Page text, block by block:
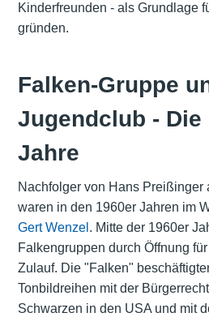
Kinderfreunden - als Grundlage
gründen.
Falken-Gruppe
Jugendclub - Die
Jahre
Nachfolger von Hans Preißinger
waren in den 1960er Jahren im
Gert Wenzel . Mitte der 1960er
Falkengruppen durch Öffnung
Zulauf. Die "Falken"
Tonbildreihen mit der
Schwarzen in den USA und mit